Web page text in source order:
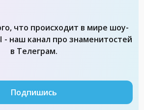
что происходит в мире шоу-
- наш канал про знаменитостей
в Телеграм.
Подпишись